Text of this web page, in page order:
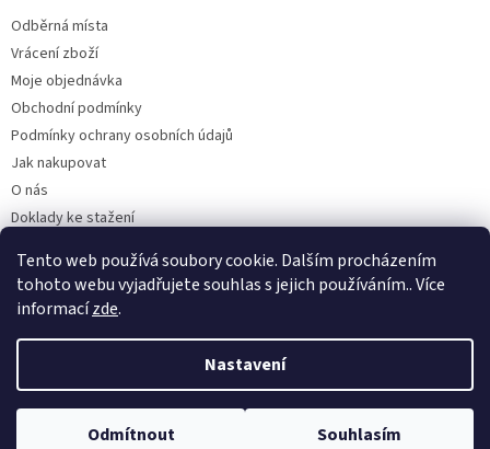
Tento web používá soubory cookie. Dalším procházením
tohoto webu vyjadřujete souhlas s jejich používáním.. Více
informacízde.
Nastavení
Odmítnout Souhlasím
Odběrná místa
Vrácení zboží
Moje objednávka
Obchodní podmínky
Podmínky ochrany osobních údajů
Jak nakupovat
O nás
Doklady ke stažení
Velkoobchod
Vytvořil Shoptet
Copyright 2026Kaarsgaren.cz . Všechna práva vyhrazena.